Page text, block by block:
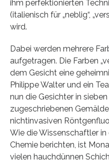
ihm perfektionierten
(italienisch für „neblig“,
wird.
Dabei werden mehrere
aufgetragen. Die Farben
dem Gesicht eine
Philippe Walter und ein
nun die Gesichter in
zugeschriebenen
nichtinvasiven
Wie die Wissenschaftler
Chemie berichten, ist
vielen hauchdünnen